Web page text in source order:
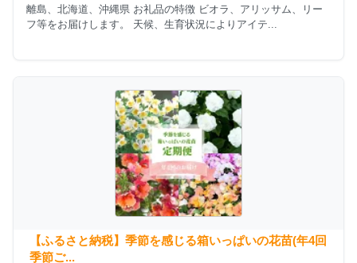
離島、北海道、沖縄県 お礼品の特徴 ビオラ、アリッサム、リー
フ等をお届けします。 天候、生育状況によりアイテ...
【ふるさと納税】季節を感じる箱いっぱいの花苗(年4回
季節ご...